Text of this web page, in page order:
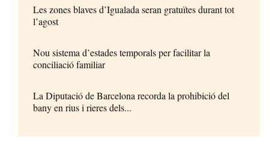
Les zones blaves d’Igualada seran gratuïtes durant tot
l’agost
Nou sistema d’estades temporals per facilitar la
conciliació familiar
La Diputació de Barcelona recorda la prohibició del
bany en rius i rieres dels...